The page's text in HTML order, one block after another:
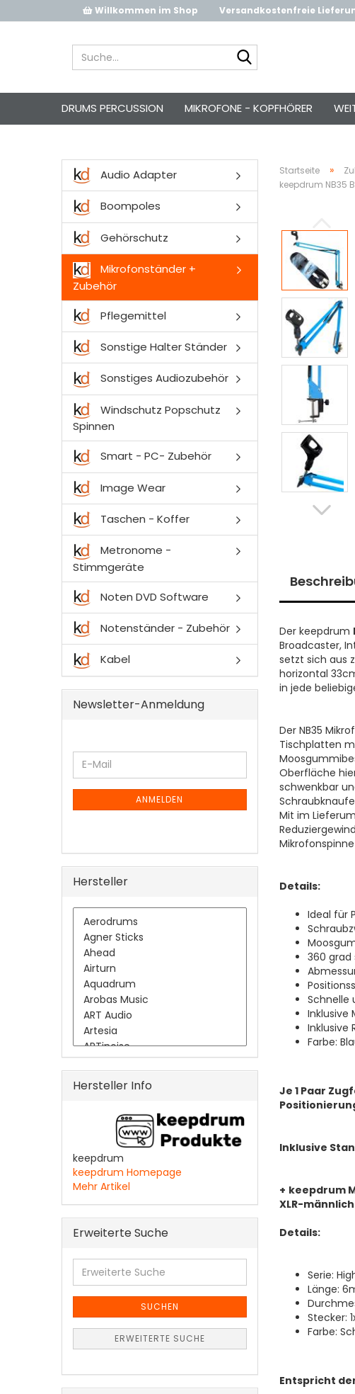
Willkommen im Shop Versandkostenfreie
DRUMS PERCUSSION MIKROFONE - KOPFHÖRER
Startseite »
keepdrum NB35
Der keepdrum
Broadcaster,
setzt sich aus
horizontal
in jede
Der NB35
Tischplatten
Oberfläche
schwenkbar
Mit im
Details:
Ideal für
360 grad
Schnelle
Inklusive
Inklusive
Farbe:
Je 1 Paar
Inklusive
+ keepdrum
XLR-männlich
Details:
Serie:
Länge:
Stecker:
Farbe:
Entspricht
Audio Adapter
Boompoles
Gehörschutz
Mikrofonständer +
Zubehör
Pflegemittel
Sonstige Halter Ständer
Sonstiges Audiozubehör
Windschutz Popschutz
Spinnen
Smart - PC- Zubehör
Image Wear
Taschen - Koffer
Metronome -
Stimmgeräte
Noten DVD Software
Notenständer - Zubehör
Kabel
Newsletter-Anmeldung
WEITER
ZUR
NEWSLETTER-
ANMELDUNG
E-
Mail
ANMELDEN
Hersteller
Hersteller Info
keepdrum
keepdrum Homepage
Mehr Artikel
Erweiterte Suche
Erweiterte
Suche
SUCHEN
ERWEITERTE SUCHE